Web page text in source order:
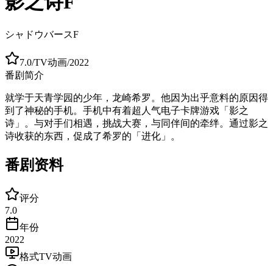
シャドウバースF
7.0/TV动画/2022
番剧简介
就学于天青学园的少年，龙崎希罗。他因为出乎意料的原因得
到了神秘的手机。手机中有着超人气电子卡牌游戏「影之
诗」。与对手们相遇，挑战大赛，与同伴间的牵绊。通过影之
诗收获的东西，促成了希罗的「进化」。
番剧资料
评分
7.0
年份
2022
格式TV动画